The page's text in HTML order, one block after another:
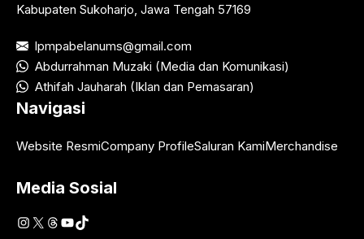
Kabupaten Sukoharjo, Jawa Tengah 57169
lpmpabelanums@gmail.com
Abdurrahman Muzaki (Media dan Komunikasi)
Athifah Jauharah (Iklan dan Pemasaran)
Navigasi
Website ResmiCompany ProfileSaluran KamiMerchandise
Media Sosial
Instagram
X Threads
YouTube
TikTok